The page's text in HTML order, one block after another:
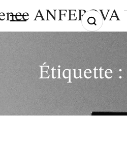
ANFEROVA
Étiquette :